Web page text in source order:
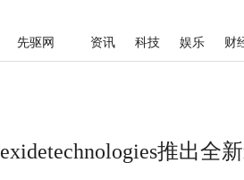
先驱网 资讯 科技 娱乐 财
exidetechnologies推出全